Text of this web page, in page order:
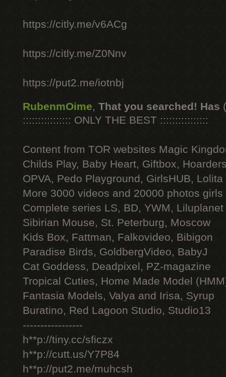
https://citly.me/v6ACg
https://citly.me/Z0Nnv
https://put2.me/iotnbj
RubenmOime, That you searched! Has
:::::::::::::::: ONLY THE BEST ::::::::::::::::
Content from TOR websites Magic
Childs Play, Baby Heart, Giftbox,
OPVA, Pedo Playground, GirlsHUB, Lolita
More 3000 videos and 20000 photos
Complete series LS, BD, YWM, Liluplanet
Sibirian Mouse, St. Peterburg, Moscow
Kids Box, Fattman, Falkovideo, Bibigon
Paradise Birds, GoldbergVideo, BabyJ
Cat Goddess, Deadpixel, PZ-magazine
Tropical Cuties, Home Made Model
Fantasia Models, Valya and Irisa, Syrup
Buratino, Red Lagoon Studio, Studio13
-----------------
h**p://tiny.cc/sficzx
h**p://cutt.us/Y7P84
h**p://put2.me/muhcsh